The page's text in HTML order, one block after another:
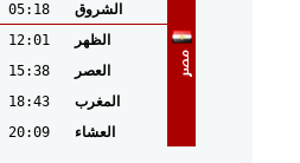
مصر
الشروق
05:18
الظهر
12:01
العصر
15:38
المغرب
18:43
العشاء
20:09